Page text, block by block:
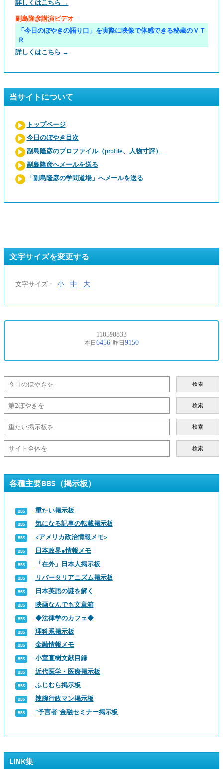
詳しくはこちら →
副島隆彦講演ビデオ
「今日のぼやきの語り口」を実際に映像で体感できる秘蔵のＶＴ
Ｒ
詳しくはこちら →
当サイトについて
トップページ
今日のぼやき目次
副島隆彦のプロファイル（profile、人物寸評）
副島隆彦へメールを送る
「副島隆彦の学問道場」へメールを送る
文字サイズを変更する
文字サイズ： 小 中 大
検索
検索
検索
検索
各種主要BBS（掲示板）
重たい掲示板
気になる記事の転載掲示板
<アメリカ政治情報メモ>
日本政界●情報メモ
「在外」日本人掲示板
リバータリアニズム掲示板
日本英語の謎を解く
映画なんでも文章箱
◆法律学のカフェ◆
理科系掲示板
金融情報メモ
小室直樹文献目録
近代医学・医療掲示板
ふじむら掲示板
辣腕行政マン掲示板
“予言者”金融セミナー掲示板
LINK集